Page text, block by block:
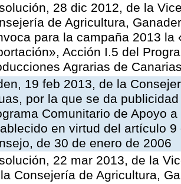
28 dic 2012, de la
de Agricultura,
para la campaña 2013
Acción I.5 del
Agrarias de
19 feb 2013, de la
por la que se da
Comunitario de Apoyo
en virtud del artículo
de 30 de enero de 2006
22 mar 2013, de la
Consejería de Agricultura,